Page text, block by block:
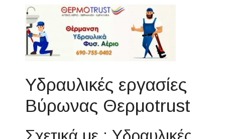
Υδραυλικές εργασίες
Βύρωνας Θερμοtrust
Σχετικά με : Υδραυλικές